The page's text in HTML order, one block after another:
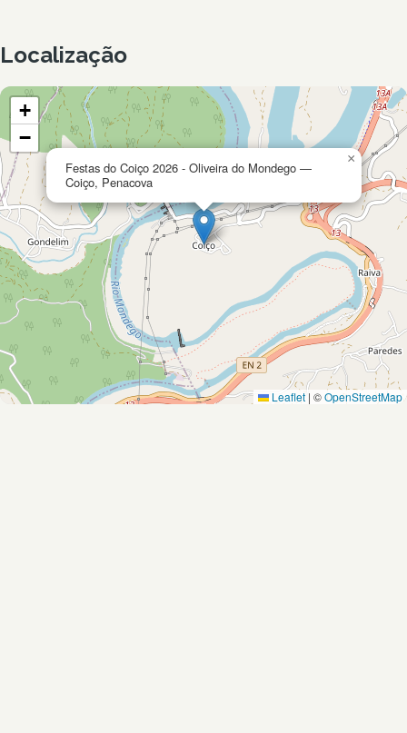
Localização
Festas do Coiço 2026 - Oliveira do Mondego —
Coiço, Penacova
×
+
−
Leaflet | ©OpenStreetMap